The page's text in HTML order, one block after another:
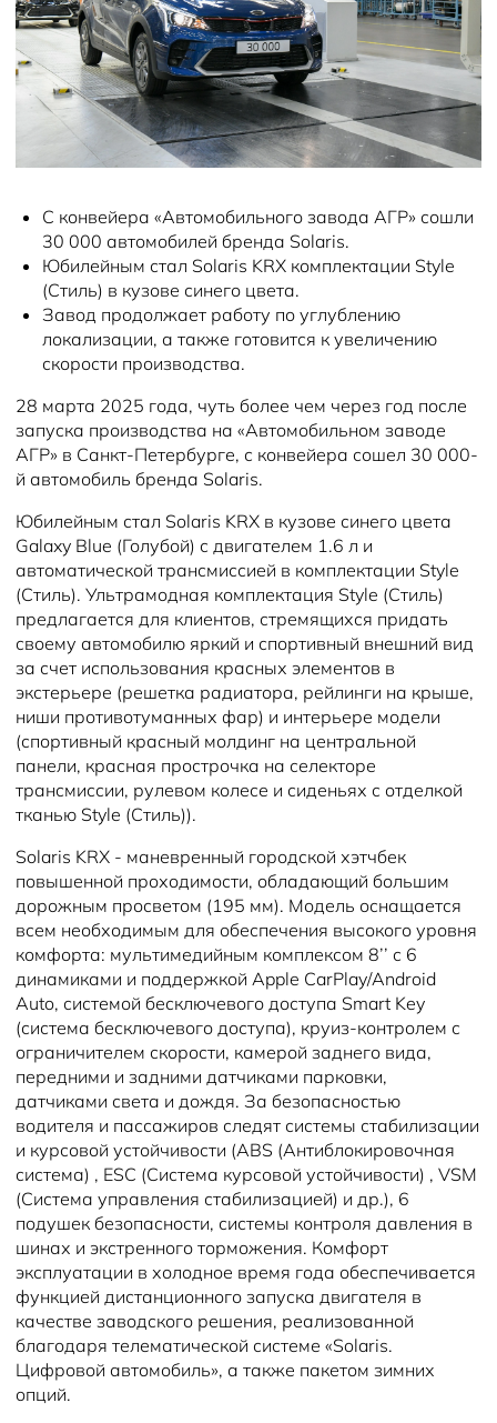
Сервисные акции
Новости
С конвейера «Автомобильного завода АГР» сошли
30 000 автомобилей бренда Solaris.
Юбилейным стал Solaris KRX комплектации Style
(Стиль) в кузове синего цвета.
Завод продолжает работу по углублению
локализации, а также готовится к увеличению
скорости производства.
28 марта 2025 года, чуть более чем через год после
запуска производства на «Автомобильном заводе
АГР» в Санкт-Петербурге, с конвейера сошел 30 000-
й автомобиль бренда Solaris.
Юбилейным стал Solaris KRX в кузове синего цвета
Galaxy Blue (Голубой) с двигателем 1.6 л и
автоматической трансмиссией в комплектации Style
(Стиль). Ультрамодная комплектация Style (Стиль)
предлагается для клиентов, стремящихся придать
своему автомобилю яркий и спортивный внешний вид
за счет использования красных элементов в
экстерьере (решетка радиатора, рейлинги на крыше,
ниши противотуманных фар) и интерьере модели
(спортивный красный молдинг на центральной
панели, красная прострочка на селекторе
трансмиссии, рулевом колесе и сиденьях с отделкой
тканью Style (Стиль)).
Solaris KRX - маневренный городской хэтчбек
повышенной проходимости, обладающий большим
дорожным просветом (195 мм). Модель оснащается
всем необходимым для обеспечения высокого уровня
комфорта: мультимедийным комплексом 8’’ с 6
динамиками и поддержкой Apple CarPlay/Android
Auto, системой бесключевого доступа Smart Key
(система бесключевого доступа), круиз-контролем с
ограничителем скорости, камерой заднего вида,
передними и задними датчиками парковки,
датчиками света и дождя. За безопасностью
водителя и пассажиров следят системы стабилизации
и курсовой устойчивости (ABS (Антиблокировочная
система) , ESC (Система курсовой устойчивости) , VSM
(Система управления стабилизацией) и др.), 6
подушек безопасности, системы контроля давления в
шинах и экстренного торможения. Комфорт
эксплуатации в холодное время года обеспечивается
функцией дистанционного запуска двигателя в
качестве заводского решения, реализованной
благодаря телематической системе «Solaris.
Цифровой автомобиль», а также пакетом зимних
опций.